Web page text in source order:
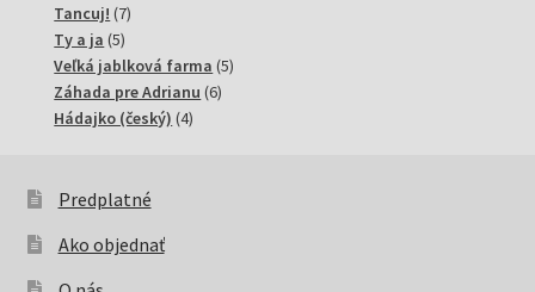
Tancuj! 77
Ty a ja 55
produktov
Veľká jablková farma 55
Záhada pre Adrianu 66
Hádajko (český) 44
Predplatné
Ako objednať